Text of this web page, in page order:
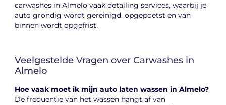
carwashes in Almelo vaak detailing services, waarbij je
auto grondig wordt gereinigd, opgepoetst en van
binnen wordt opgefrist.
Veelgestelde Vragen over Carwashes in
Almelo
Hoe vaak moet ik mijn auto laten wassen in Almelo?
De frequentie van het wassen hangt af van